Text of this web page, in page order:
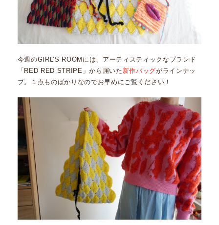
今週のGIRL’S ROOMには、アーティスティックなブランド
「RED RED STRIPE」から届いた 新作バッグがラインナッ
プ。１点ものばかりなのでお早めにご覧ください！